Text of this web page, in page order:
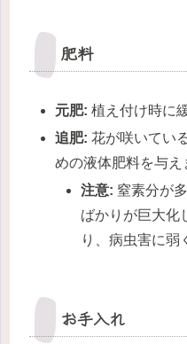
肥料
元肥: 植え付け時に
追肥: 花が咲いてい
めの液体肥料を与え
注意: 窒素分が
ばかりが巨大化
り、病虫害に弱
お手入れ